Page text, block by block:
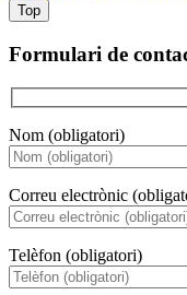
Top
Formulari de
Nom (obligatori)
Correu electrònic
Telèfon (obligatori)